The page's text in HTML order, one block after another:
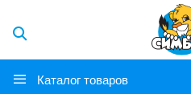
Каталог товаров